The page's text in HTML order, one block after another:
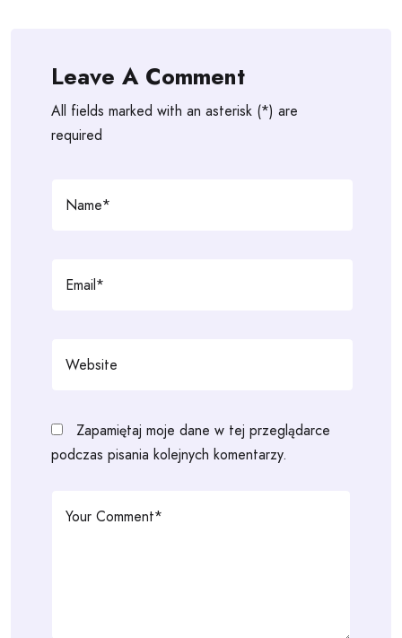
Leave A Comment
All fields marked with an asterisk (*) are
required
Zapamiętaj moje dane w tej przeglądarce
podczas pisania kolejnych komentarzy.